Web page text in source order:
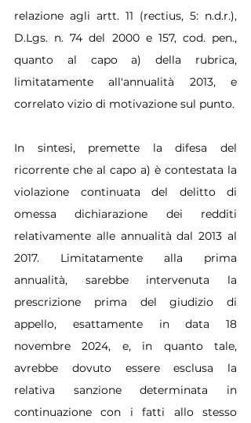
relazione agli artt. 11 (rectius, 5: n.d.r.),
D.Lgs. n. 74 del 2000 e 157, cod. pen.,
quanto al capo a) della rubrica,
limitatamente all'annualità 2013, e
correlato vizio di motivazione sul punto.
In sintesi, premette la difesa del
ricorrente che al capo a) è contestata la
violazione continuata del delitto di
omessa dichiarazione dei redditi
relativamente alle annualità dal 2013 al
2017. Limitatamente alla prima
annualità, sarebbe intervenuta la
prescrizione prima del giudizio di
appello, esattamente in data 18
novembre 2024, e, in quanto tale,
avrebbe dovuto essere esclusa la
relativa sanzione determinata in
continuazione con i fatti allo stesso